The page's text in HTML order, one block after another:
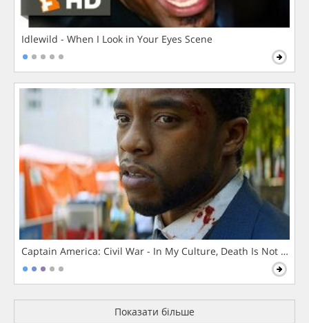
Idlewild - When I Look in Your Eyes Scene
Captain America: Civil War - In My Culture, Death Is Not The
Показати більше